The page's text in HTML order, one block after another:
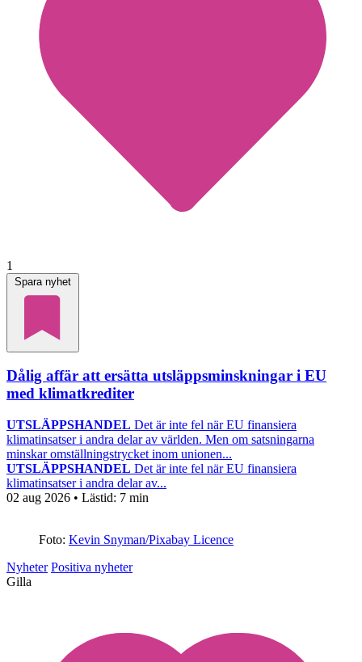
1
Spara nyhet
Dålig affär att ersätta utsläppsminskningar i EU
med klimatkrediter
UTSLÄPPSHANDEL Det är inte fel när EU finansiera
klimatinsatser i andra delar av världen. Men om satsningarna
minskar omställningstrycket inom unionen...
UTSLÄPPSHANDEL Det är inte fel när EU finansiera
klimatinsatser i andra delar av...
02 aug 2026 • Lästid: 7 min
Foto: Kevin Snyman/Pixabay Licence
Nyheter Positiva nyheter
Gilla